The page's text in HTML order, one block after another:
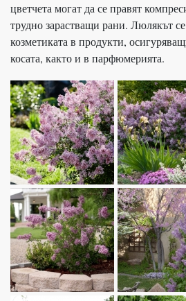
цветчета могат да се правят
трудно зарастващи рани. Люлякът
козметиката в продукти,
косата, както и в парфюмерията.